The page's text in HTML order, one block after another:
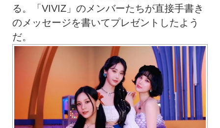
る。「VIVIZ」のメンバーたちが直接手書き
のメッセージを書いてプレゼントしたよう
だ。